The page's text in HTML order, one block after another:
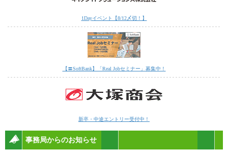
1Dayイベント【8/12〆切！】
【〓SoftBank】「Real Jobセミナー」募集中！
新卒・中途エントリー受付中！
事務局からのお知らせ